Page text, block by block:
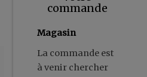
commande
Magasin
La commande est
à venir chercher